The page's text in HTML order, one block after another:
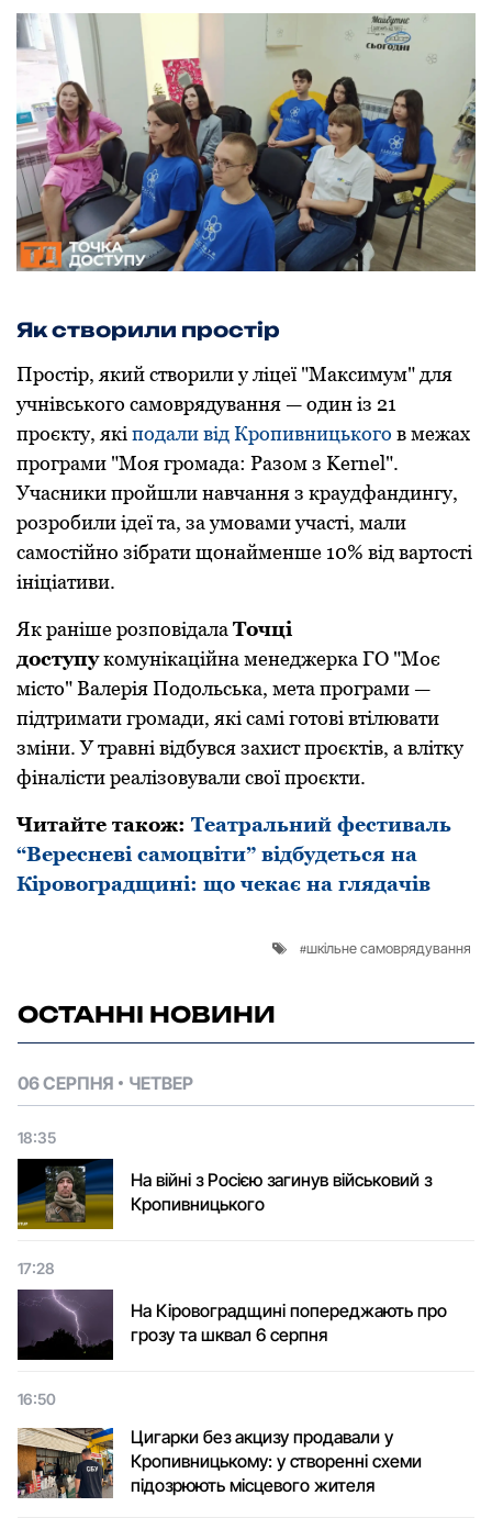
Як створили простір
Простір, який створили у ліцеї "Максимум" для
учнівського самоврядування — один із 21
проєкту, які подали від Кропивницького в межах
програми "Моя громада: Разом з Kernel".
Учасники пройшли навчання з краудфандингу,
розробили ідеї та, за умовами участі, мали
самостійно зібрати щонайменше 10% від вартості
ініціативи.
Як раніше розповідала Точці
доступукомунікаційна менеджерка ГО "Моє
місто" Валерія Подольська, мета програми —
підтримати громади, які самі готові втілювати
зміни. У травні відбувся захист проєктів, а влітку
фіналісти реалізовували свої проєкти.
Читайте також: Театральний фестиваль
“Вересневі самоцвіти” відбудеться на
Кіровоградщині: що чекає на глядачів
шкільне самоврядування
ОСТАННІ НОВИНИ
06 СЕРПНЯ ЧЕТВЕР
18:35
На війні з Росією загинув військовий з
Кропивницького
17:28
На Кіровоградщині попереджають про
грозу та шквал 6 серпня
16:50
Цигарки без акцизу продавали у
Кропивницькому: у створенні схеми
підозрюють місцевого жителя